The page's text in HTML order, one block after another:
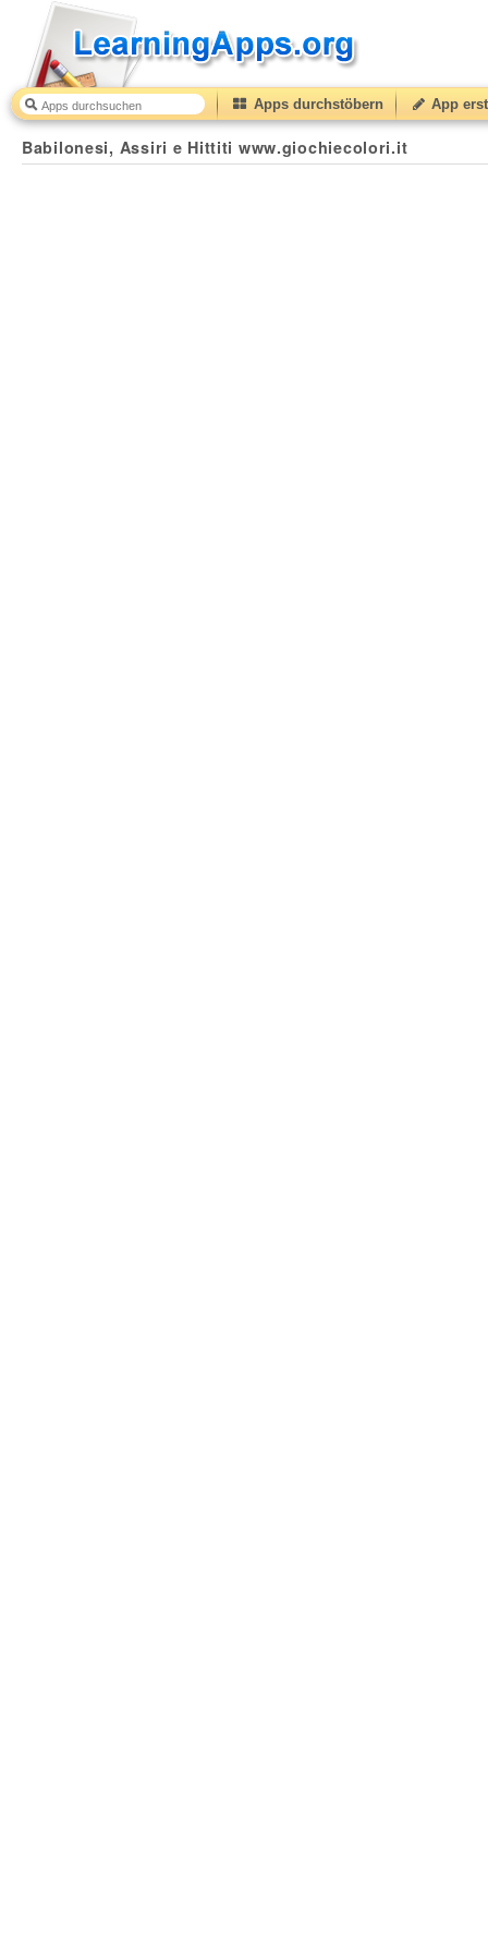
Apps durchstöbern App
Babilonesi, Assiri e Hittiti www.giochiecolori.it
Babilonesi, Assiri e Hittiti www.giochiecolori.it 40(from